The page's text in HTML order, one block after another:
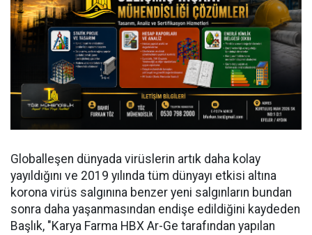
Globalleşen dünyada virüslerin artık daha kolay
yayıldığını ve 2019 yılında tüm dünyayı etkisi altına
korona virüs salgınına benzer yeni salgınların bundan
sonra daha yaşanmasından endişe edildiğini kaydeden
Başlık, "Karya Farma HBX Ar-Ge tarafından yapılan